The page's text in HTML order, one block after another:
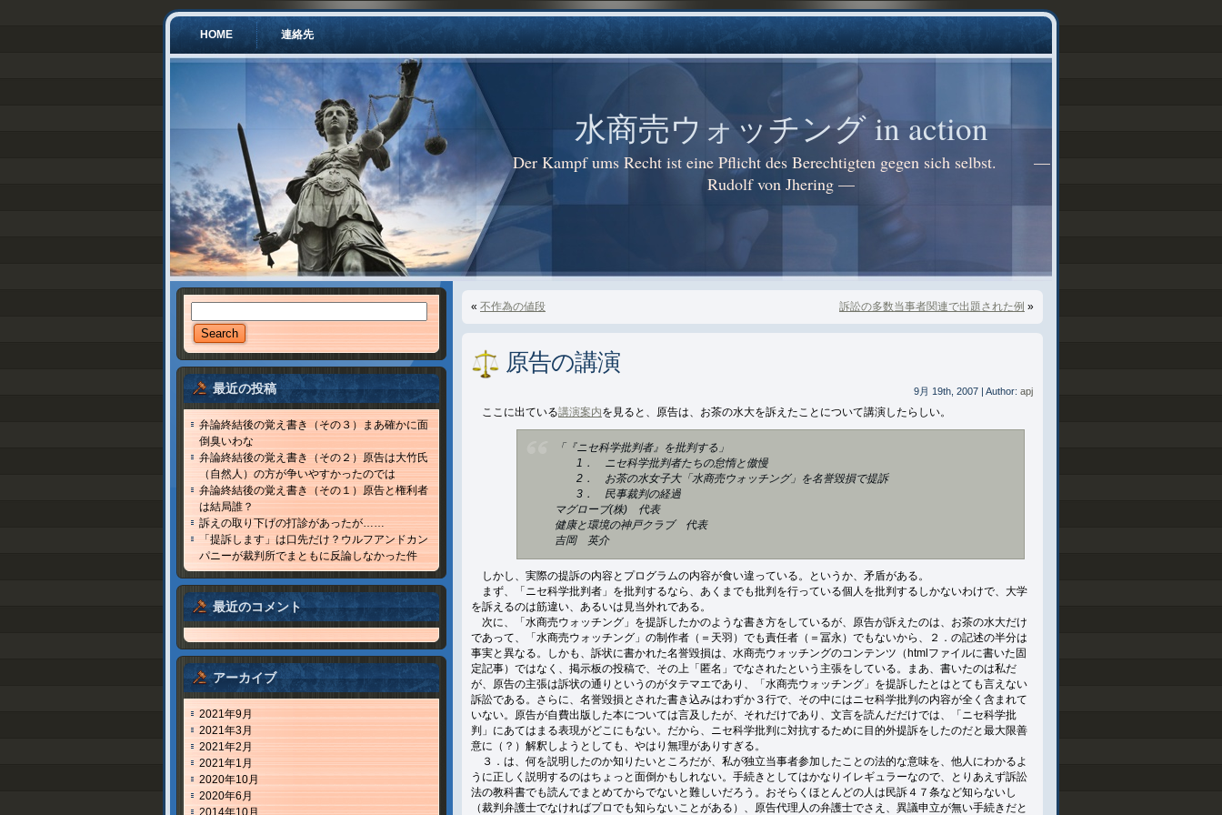
HOME 連絡先
水商売ウォッチング in action
Der Kampf ums Recht ist eine Pflicht des Berechtigten gegen sich selbst. —
Rudolf von Jhering —
最近の投稿
弁論終結後の覚え書き（その３）まあ確かに面
倒臭いわな
弁論終結後の覚え書き（その２）原告は大竹氏
（自然人）の方が争いやすかったのでは
弁論終結後の覚え書き（その１）原告と権利者
は結局誰？
訴えの取り下げの打診があったが……
「提訴します」は口先だけ？ウルフアンドカン
パニーが裁判所でまともに反論しなかった件
最近のコメント
アーカイブ
2021年9月
2021年3月
2021年2月
2021年1月
2020年10月
2020年6月
2014年10月
« 不作為の値段 訴訟の多数当事者関連で出題された例 »
原告の講演
9月 19th, 2007 | Author: apj
ここに出ている講演案内を見ると、原告は、お茶の水大を訴えたことについて講演したらしい。
「『ニセ科学批判者』を批判する」
1． ニセ科学批判者たちの怠惰と傲慢
2． お茶の水女子大「水商売ウォッチング」を名誉毀損で提訴
3． 民事裁判の経過
マグローブ(株) 代表
健康と環境の神戸クラブ 代表
吉岡 英介
しかし、実際の提訴の内容とプログラムの内容が食い違っている。というか、矛盾がある。
まず、「ニセ科学批判者」を批判するなら、あくまでも批判を行っている個人を批判するしかないわけで、大学
を訴えるのは筋違い、あるいは見当外れである。
次に、「水商売ウォッチング」を提訴したかのような書き方をしているが、原告が訴えたのは、お茶の水大だけ
であって、「水商売ウォッチング」の制作者（＝天羽）でも責任者（＝冨永）でもないから、２．の記述の半分は
事実と異なる。しかも、訴状に書かれた名誉毀損は、水商売ウォッチングのコンテンツ（htmlファイルに書いた固
定記事）ではなく、掲示板の投稿で、その上「匿名」でなされたという主張をしている。まあ、書いたのは私だ
が、原告の主張は訴状の通りというのがタテマエであり、「水商売ウォッチング」を提訴したとはとても言えない
訴訟である。さらに、名誉毀損とされた書き込みはわずか３行で、その中にはニセ科学批判の内容が全く含まれて
いない。原告が自費出版した本については言及したが、それだけであり、文言を読んだだけでは、「ニセ科学批
判」にあてはまる表現がどこにもない。だから、ニセ科学批判に対抗するために目的外提訴をしたのだと最大限善
意に（？）解釈しようとしても、やはり無理がありすぎる。
３．は、何を説明したのか知りたいところだが、私が独立当事者参加したことの法的な意味を、他人にわかるよ
うに正しく説明するのはちょっと面倒かもしれない。手続きとしてはかなりイレギュラーなので、とりあえず訴訟
法の教科書でも読んでまとめてからでないと難しいだろう。おそらくほとんどの人は民訴４７条など知らないし
（裁判弁護士でなければプロでも知らないことがある）、原告代理人の弁護士でさえ、異議申立が無い手続きだと